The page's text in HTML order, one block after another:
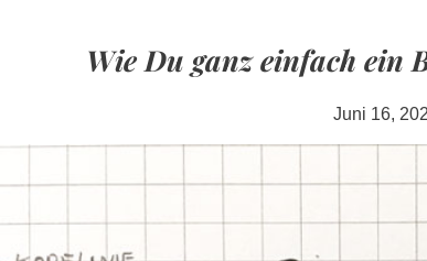
Wie Du ganz einfach ein
Juni 16,